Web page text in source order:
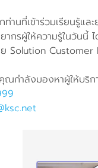
นที่เข้าร่วมเรียนรู้และ
กรผู้ให้ความรู้ในวันนี้
Solution
กำลังมองหาผู้ให้บริก